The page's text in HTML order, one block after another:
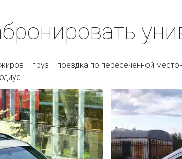
+ груз + поездка по пересеченной